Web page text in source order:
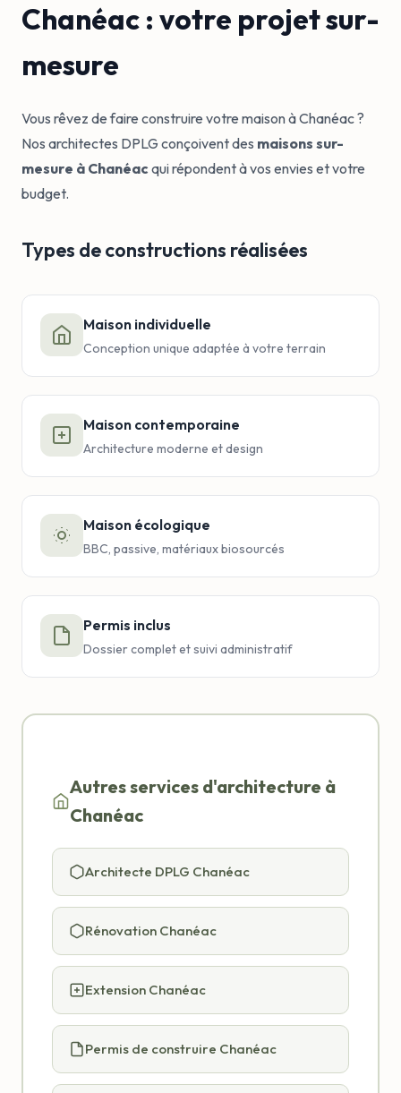
Chanéac : votre projet sur-
mesure
Vous rêvez de faire construire votre maison à Chanéac ?
Nos architectes DPLG conçoivent des maisons sur-
mesure à Chanéacqui répondent à vos envies et votre
budget.
Types de constructions réalisées
Maison individuelle
Conception unique adaptée à votre terrain
Maison contemporaine
Architecture moderne et design
Maison écologique
BBC, passive, matériaux biosourcés
Permis inclus
Dossier complet et suivi administratif
Autres services d'architecture à
Chanéac
Architecte DPLG Chanéac
Rénovation Chanéac
Extension Chanéac
Permis de construire Chanéac